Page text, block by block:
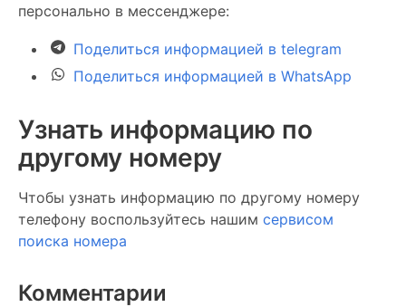
персонально в мессенджере:
Поделиться информацией в telegram
Поделиться информацией в WhatsApp
Узнать информацию по
другому номеру
Чтобы узнать информацию по другому номеру
телефону воспользуйтесь нашим сервисом
поиска номера
Комментарии